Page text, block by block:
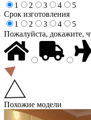
1
2 3 4
5
Срок изготовления
1
2 3 4
5
Пожалуйста, докажите,
Похожие модели